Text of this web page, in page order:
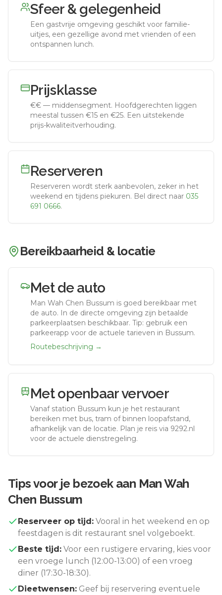
Sfeer & gelegenheid
Een gastvrije omgeving geschikt voor familie-
uitjes, een gezellige avond met vrienden of een
ontspannen lunch.
Prijsklasse
€€ — middensegment. Hoofdgerechten liggen
meestal tussen €15 en €25. Een uitstekende
prijs-kwaliteitverhouding.
Reserveren
Reserveren wordt sterk aanbevolen, zeker in het
weekend en tijdens piekuren. Bel direct naar 035
691 0666.
Bereikbaarheid & locatie
Met de auto
Man Wah Chen Bussum is goed bereikbaar met
de auto. In de directe omgeving zijn betaalde
parkeerplaatsen beschikbaar. Tip: gebruik een
parkeerapp voor de actuele tarieven in Bussum.
Routebeschrijving →
Met openbaar vervoer
Vanaf station Bussum kun je het restaurant
bereiken met bus, tram of binnen loopafstand,
afhankelijk van de locatie. Plan je reis via 9292.nl
voor de actuele dienstregeling.
Tips voor je bezoek aan Man Wah
Chen Bussum
Reserveer op tijd: Vooral in het weekend en op
feestdagen is dit restaurant snel volgeboekt.
Beste tijd: Voor een rustigere ervaring, kies voor
een vroege lunch (12:00-13:00) of een vroeg
diner (17:30-18:30).
Dieetwensen: Geef bij reservering eventuele